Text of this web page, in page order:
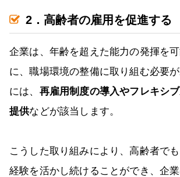
2．高齢者の雇用を促進する
企業は、年齢を超えた能力の発揮を
に、職場環境の整備に取り組む必要
には、 再雇用制度の導入やフレキシ
提供などが該当します。
こうした取り組みにより、高齢者で
経験を活かし続けることができ、企